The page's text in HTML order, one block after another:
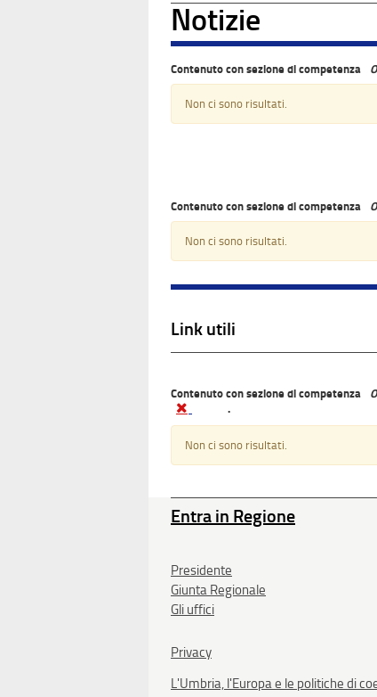
Notizie
Contenuto con sezione di competenza
Non ci sono risultati.
Contenuto con sezione di competenza
Non ci sono risultati.
Link utili
Contenuto con sezione di competenza
.
Non ci sono risultati.
Entra in Regione
Presidente
Giunta Regionale
Gli uffici
Privacy
L'Umbria, l'Europa e le politiche di